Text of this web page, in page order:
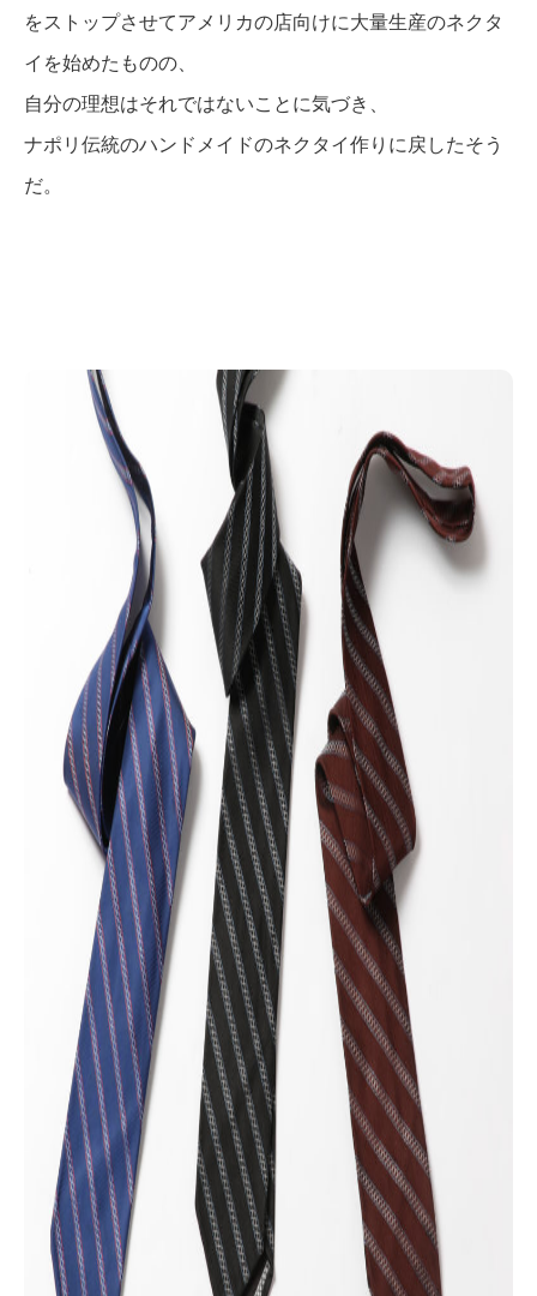
をストップさせてアメリカの店向けに大量生産のネクタ
イを始めたものの、
自分の理想はそれではないことに気づき、
ナポリ伝統のハンドメイドのネクタイ作りに戻したそう
だ。